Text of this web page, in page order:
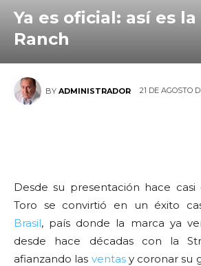
Ya es oficial: así es
Ranch
BY ADMINISTRADOR 21 DE AGOSTO
Desde su presentación hace casi
Toro se convirtió en un éxito
Brasil, país donde la marca ya
desde hace décadas con la
afianzando las ventasy coronar su